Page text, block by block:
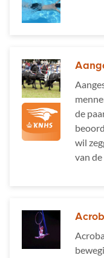
de
wil
van de